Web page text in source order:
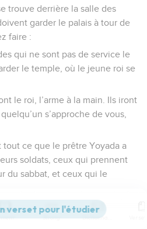
trouve derrière la salle des
garder le palais à tour de
faire :
qui ne sont pas de service le
le temple, où le jeune roi se
le roi, l’arme à la main. Ils iront
s’approche de vous,
tout ce que le prêtre Yoyada a
soldats, ceux qui prennent
du sabbat, et ceux qui le
prêtre. Yoyada leur donne les
David qui se trouvent dans le
Commentaires Strong